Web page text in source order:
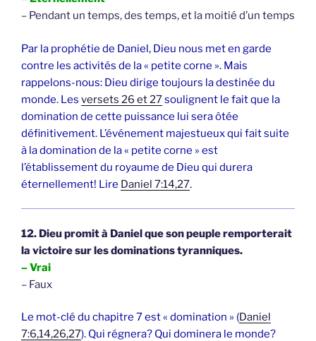
– Pendant un temps, des temps, et la moitié d’un temps
Par la prophétie de Daniel, Dieu nous met en garde
contre les activités de la « petite corne ». Mais
rappelons-nous: Dieu dirige toujours la destinée du
monde. Les versets 26 et 27soulignent le fait que la
domination de cette puissance lui sera ôtée
définitivement. L’événement majestueux qui fait suite
à la domination de la « petite corne » est
l’établissement du royaume de Dieu qui durera
éternellement! Lire Daniel 7:14,27.
12. Dieu promit à Daniel que son peuple remporterait
la victoire sur les dominations tyranniques.
– Vrai
– Faux
Le mot-clé du chapitre 7 est « domination » (Daniel
7:6,14,26,27). Qui régnera? Qui dominera le monde?